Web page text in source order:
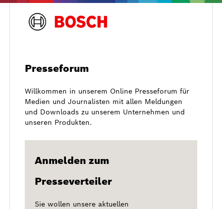
Presseforum
Willkommen in unserem Online Presseforum für
Medien und Journalisten mit allen Meldungen
und Downloads zu unserem Unternehmen und
unseren Produkten.
Anmelden zum
Presseverteiler
Sie wollen unsere aktuellen